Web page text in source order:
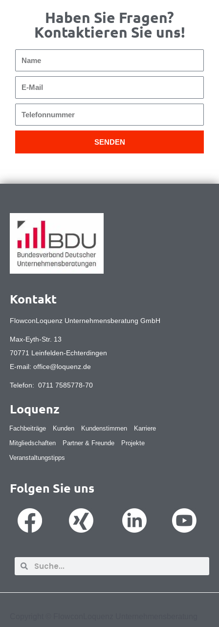
Haben Sie Fragen?
Kontaktieren Sie uns!
Mail
SENDEN
Kontakt
FlowconLoquenz Unternehmensberatung GmbH
Max-Eyth-Str. 13
70771 Leinfelden-Echterdingen
E-mail: office@loquenz.de
Telefon: 0711 7585778-70
Loquenz
Fachbeiträge Kunden Kundenstimmen
Karriere
Mitgliedschaften
Partner & Freunde
Projekte
Veranstaltungstipps
Folgen Sie uns